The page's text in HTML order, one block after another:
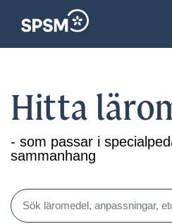
Hitta
- som passar i
sammanhang
Sök läromedel, anpassningar,